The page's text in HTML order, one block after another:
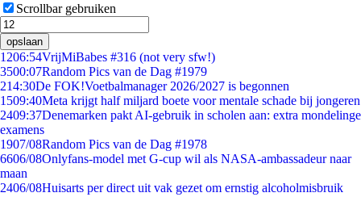
Scrollbar gebruiken
opslaan
1206:54VrijMiBabes #316 (not very sfw!)
3500:07Random Pics van de Dag #1979
214:30De FOK!Voetbalmanager 2026/2027 is begonnen
1509:40Meta krijgt half miljard boete voor mentale schade bij jongeren
2409:37Denemarken pakt AI-gebruik in scholen aan: extra mondelinge
examens
1907/08Random Pics van de Dag #1978
6606/08Onlyfans-model met G-cup wil als NASA-ambassadeur naar
maan
2406/08Huisarts per direct uit vak gezet om ernstig alcoholmisbruik